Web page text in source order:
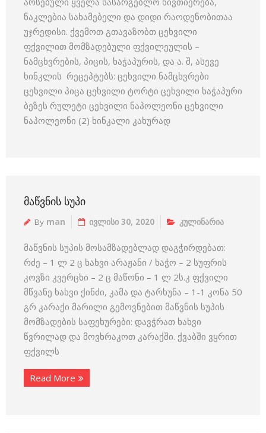
ნაკლებია სახამებელი და დიდი რაოდენობითაა
უჯრედისი. ქვემოთ გთავაზობთ ცეხვილი
ფქვილით მომზადებული ფქვილეულის –
ნამცხვრების, პიცის, ხაჭაპურის, და ა. შ, ასევე
ხინკლის რეცეპტებს: ცეხვილი ნამცხვრები
ცეხვილი პიცა ცეხვილი ტორტი ცეხვილი ხაჭაპური
ბეზეს რულეტი ცეხვილი ნაპოლეონი ცეხვილი
ნაპოლეონი (2) ხინკალი კახურად
ᲛᲐᲬᲕᲜᲘᲡ ᲡᲣᲞᲘ
By man ივლისი 30, 2020 კულინარია
მაწვნის სუპის მოსამზადებლად დაგჭირდებათ:
რძე – 1 ლ 2 ც ხახვი არაჟანი / ხაჭო – 2 სუფრის
კოვზი კვერცხი – 2 ც მაწონი – 1 ლ 2ს.კ ფქვილი
მწვანე ხახვი ქინძი, კამა და ტარხუნა – 1-1 კონა 50
გრ კარაქი მარილი გემოვნებით მაწვნის სუპის
მომზადების საფეხურები: დავჭრათ ხახვი
წვრილად და მოვხრაკოთ კარაქში. ქვაბში ვყრით
ფქვილს
Read More